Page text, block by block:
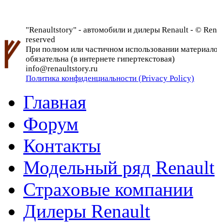
"Renaultstory" - автомобили и дилеры Renault - ©
reserved
При полном или частичном использовании
обязательна (в интернете гипертекстовая)
info@renaultstory.ru
Политика конфиденциальности (Privacy Policy)
Главная
Форум
Контакты
Модельный ряд Renault
Страховые компании
Дилеры Renault